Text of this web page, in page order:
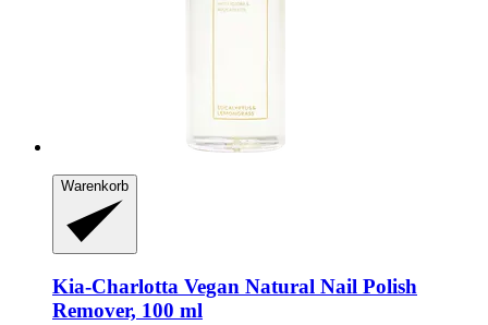
Warenkorb
Kia-Charlotta Vegan Natural Nail Polish
Remover, 100 ml